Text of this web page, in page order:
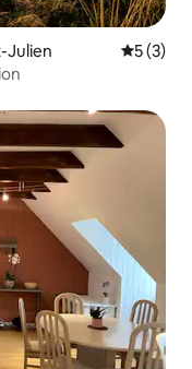
Julien
5 (3)